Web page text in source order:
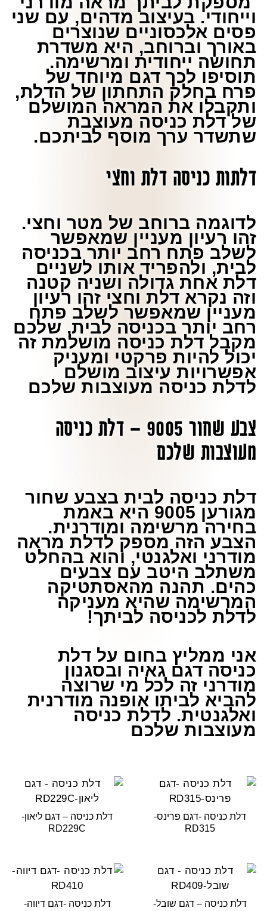
וייחודי. בעיצוב מדהים, עם שני
פסים אלכסוניים שנוצרים
באורך וברוחב, היא משדרת
תחושה ייחודית ומרשימה.
תוסיפו לכך דגם מיוחד של
פרח בחלק התחתון של הדלת,
ותקבלו את המראה המושלם
של דלת כניסה מעוצבת
שתשדר ערך מוסף לביתכם.
דלתות כניסה דלת וחצי
לדוגמה ברוחב של מטר וחצי.
זהו רעיון מעניין שמאפשר
לשלב פתח רחב יותר בכניסה
לבית, ולהפריד אותו לשניים
דלת אחת גדולה ושניה קטנה
וזה נקרא דלת וחצי זהו רעיון
מעניין שמאפשר לשלב פתח
רחב יותר בכניסה לבית, שלכם
מקבל דלת כניסה מושלמת זה
יכול להיות פרקטי ומעניק
אפשרויות עיצוב מושלם
לדלת כניסה מעוצבות שלכם
צבע שחור 9005 – דלת כניסה
מעוצבות שלכם
דלת כניסה לבית בצבע שחור
מגורען 9005 היא באמת
בחירה מרשימה ומודרנית.
הצבע הזה מספק לדלת מראה
מודרני ואלגנטי, והוא בהחלט
משתלב היטב עם צבעים
כהים. תהנה מהאסתטיקה
המרשימה שהיא מעניקה
לדלת לכניסה לביתך!
אני ממליץ בחום על דלת
כניסה דגם גאיה ובסגנון
מודרני זה לכל מי שרוצה
להביא לביתו אופנה מודרנית
ואלגנטית. לדלת כניסה
מעוצבות שלכם
דלת כניסה -דגם פרינס-
RD315
דלת כניסה – דגם ליאון-
RD229C
דלת כניסה – דגם שובל-
דלת כניסה -דגם דיווה-